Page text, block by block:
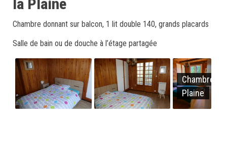
la Plaine
Chambre donnant sur balcon, 1 lit double 140, grands placards
Salle de bain ou de douche à l’étage partagée
Chambre
Plaine